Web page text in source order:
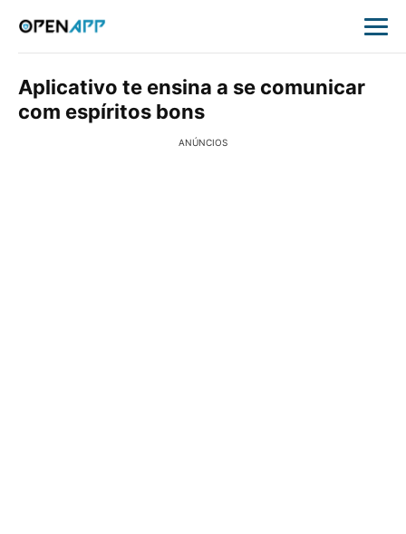
Aplicativo te ensina a se comunicar
com espíritos bons
ANÚNCIOS